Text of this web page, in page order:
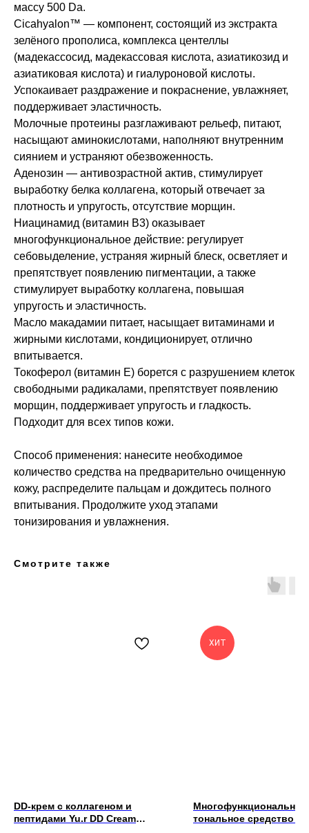
массу 500 Da.
Cicahyalon™ — компонент, состоящий из экстракта
зелёного прополиса, комплекса центеллы
(мадекассосид, мадекассовая кислота, азиатикозид и
азиатиковая кислота) и гиалуроновой кислоты.
Успокаивает раздражение и покраснение, увлажняет,
поддерживает эластичность.
Молочные протеины разглаживают рельеф, питают,
насыщают аминокислотами, наполняют внутренним
сиянием и устраняют обезвоженность.
Аденозин — антивозрастной актив, стимулирует
выработку белка коллагена, который отвечает за
плотность и упругость, отсутствие морщин.
Ниацинамид (витамин B3) оказывает
многофункциональное действие: регулирует
себовыделение, устраняя жирный блеск, осветляет и
препятствует появлению пигментации, а также
стимулирует выработку коллагена, повышая
упругость и эластичность.
Масло макадамии питает, насыщает витаминами и
жирными кислотами, кондиционирует, отлично
впитывается.
Токоферол (витамин E) борется с разрушением клеток
свободными радикалами, препятствует появлению
морщин, поддерживает упругость и гладкость.
Подходит для всех типов кожи.
Способ применения: нанесите необходимое
количество средства на предварительно очищенную
кожу, распределите пальцам и дождитесь полного
впитывания. Продолжите уход этапами
тонизирования и увлажнения.
Смотрите также
DD-крем с коллагеном и
пептидами Yu.r DD Cream
ХИТ
Многофункциональное
тональное средство